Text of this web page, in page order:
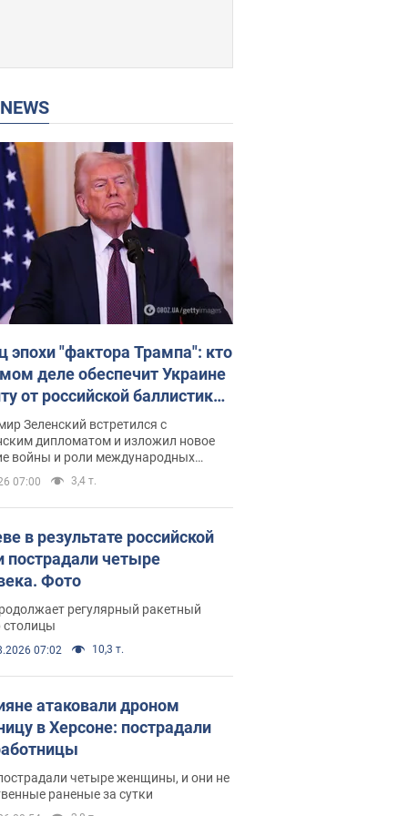
NEWS
эпохи "фактора Трампа": кто
деле обеспечит Украине
от российской баллистики.
с Безсмертным
Зеленский встретился с
дипломатом и изложил новое
войны и роли международных
в борьбе с Россией
07:00 3,4 т.
в результате российской
пострадали четыре
Фото
регулярный ракетный
столицы
07:02 10,3 т.
атаковали дроном
в Херсоне: пострадали
четыре женщины, и они не
раненые за сутки